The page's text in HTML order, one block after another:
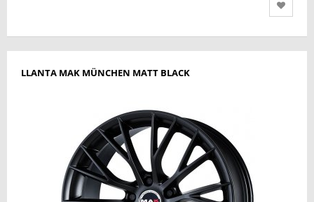
LLANTA MAK MÜNCHEN MATT BLACK